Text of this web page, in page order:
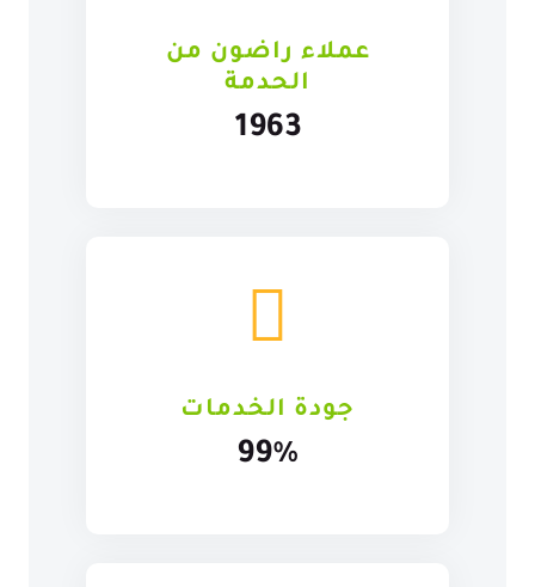
عملاء راضون من
الحدمة
1963
جودة الخدمات
99%